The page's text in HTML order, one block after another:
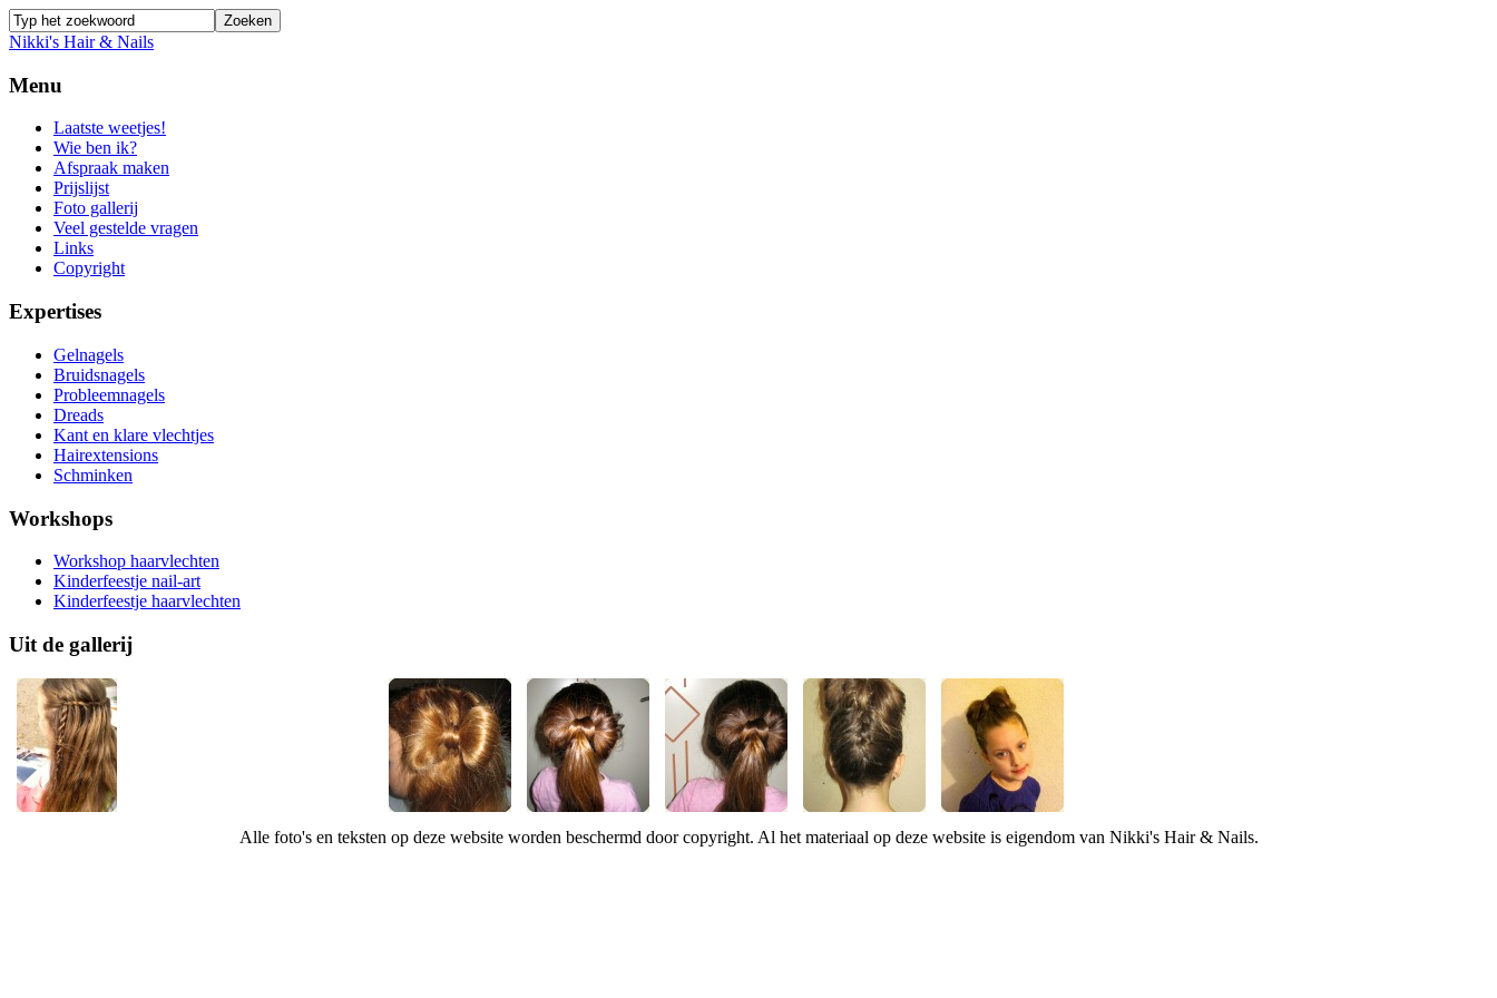
Nikki's Hair & Nails
Menu
Laatste weetjes!
Wie ben ik?
Afspraak maken
Prijslijst
Foto gallerij
Veel gestelde vragen
Links
Copyright
Expertises
Gelnagels
Bruidsnagels
Probleemnagels
Dreads
Kant en klare vlechtjes
Hairextensions
Schminken
Workshops
Workshop haarvlechten
Kinderfeestje nail-art
Kinderfeestje haarvlechten
Uit de gallerij
Alle foto's en teksten op deze website worden beschermd door copyright. Al het materiaal op deze website is eigendom van Nikki's Hair & Nails.